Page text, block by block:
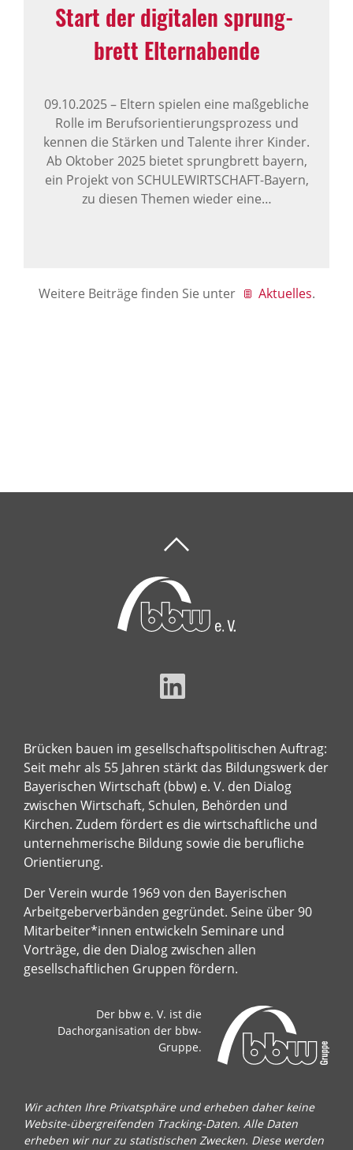
Start der digi­talen sprung­
brett Eltern­abende
09.10.2025– Eltern spielen eine maßgebliche
Rolle im Berufsorientierungsprozess und
kennen die Stärken und Talente ihrer Kinder.
Ab Oktober 2025 bietet sprungbrett bayern,
ein Projekt von SCHULEWIRTSCHAFT-Bayern,
zu diesen Themen wieder eine…
Weitere Beiträge finden Sie unter Aktuelles.
Brücken bauen im gesellschaftspolitischen Auftrag:
Seit mehr als 55 Jahren stärkt das Bildungswerk der
Bayerischen Wirtschaft (bbw) e. V. den Dialog
zwischen Wirtschaft, Schulen, Behörden und
Kirchen. Zudem fördert es die wirtschaftliche und
unternehmerische Bildung sowie die berufliche
Orientierung.
Der Verein wurde 1969 von den Bayerischen
Arbeitgeberverbänden gegründet. Seine über 90
Mitarbeiter*innen entwickeln Seminare und
Vorträge, die den Dialog zwischen allen
gesellschaftlichen Gruppen fördern.
Der bbw e. V. ist die
Dachorganisation der bbw-
Gruppe.
Wir achten Ihre Privatsphäre und erheben daher keine
Website-übergreifenden Tracking-Daten. Alle Daten
erheben wir nur zu statistischen Zwecken. Diese werden